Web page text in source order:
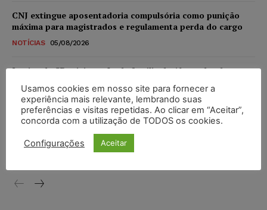
CNJ extingue aposentadoria compulsória como punição
máxima para magistrados e regulamenta perda do cargo
NOTÍCIAS 05/08/2026
Justiça de SP rejeita ação da família de Alexandre de
NOTÍCIAS 05/08/2026
Conselho Nacional de Justiça determina afastamento da
juíza Gabriela Hardt por dois anos
Usamos cookies em nosso site para fornecer a
experiência mais relevante, lembrando suas
preferências e visitas repetidas. Ao clicar em “Aceitar”,
concorda com a utilização de TODOS os cookies.
Configurações Aceitar